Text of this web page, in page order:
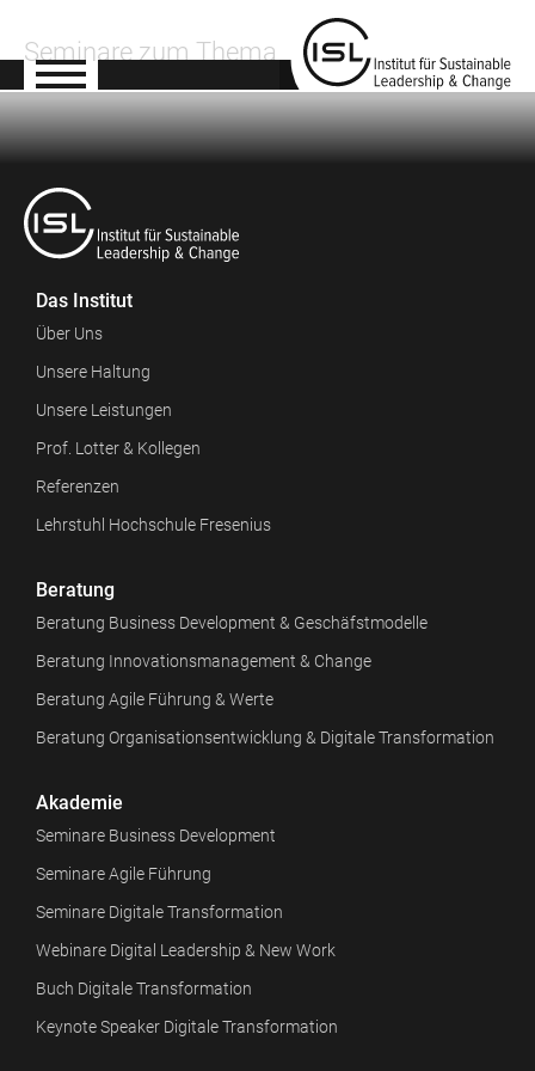
Seminare zum Thema
Das Institut
Über Uns
Unsere Haltung
Unsere Leistungen
Prof. Lotter & Kollegen
Referenzen
Lehrstuhl Hochschule Fresenius
Beratung
Beratung Business Development & Geschäfstmodelle
Beratung Innovationsmanagement & Change
Beratung Agile Führung & Werte
Beratung Organisationsentwicklung & Digitale Transformation
Akademie
Seminare Business Development
Seminare Agile Führung
Seminare Digitale Transformation
Webinare Digital Leadership & New Work
Buch Digitale Transformation
Keynote Speaker Digitale Transformation